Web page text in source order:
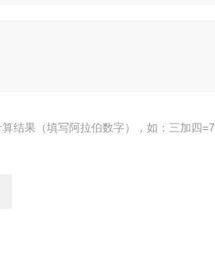
结果（填写阿拉伯数字），如：三加四=7